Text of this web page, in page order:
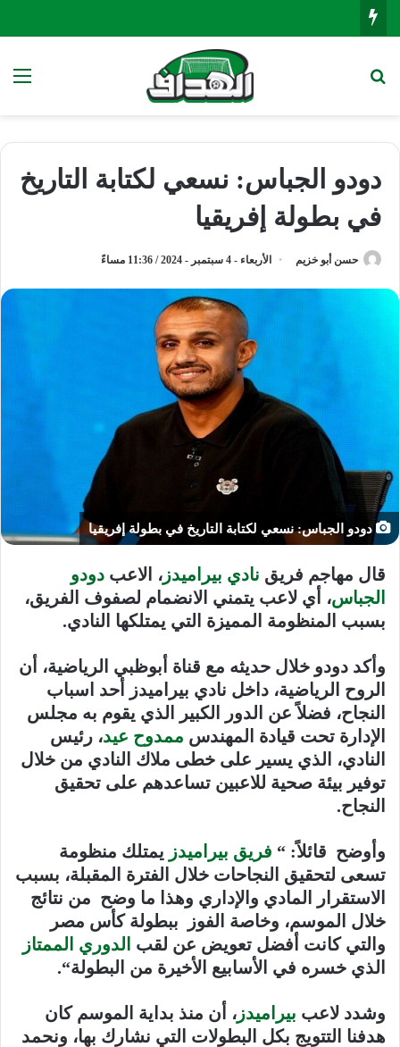
دودو الجباس: نسعي لكتابة التاريخ
في بطولة إفريقيا
حسن أبو خزيم الأربعاء - 4 سبتمبر - 2024 / 11:36 مساءً
دودو الجباس: نسعي لكتابة التاريخ في بطولة إفريقيا
قال مهاجم فريق نادي بيراميدز ، الاعب دودو
الجباس، أي لاعب يتمني الانضمام لصفوف الفريق،
بسبب المنظومة المميزة التي يمتلكها النادي.
وأكد دودو خلال حديثه مع قناة أبوظبي الرياضية، أن
الروح الرياضية، داخل نادي بيراميدز أحد اسباب
النجاح، فضلاً عن الدور الكبير الذي يقوم به مجلس
الإدارة تحت قيادة المهندس ممدوح عيد، رئيس
النادي، الذي يسير على خطى ملاك النادي من خلال
توفير بيئة صحية للاعبين تساعدهم على تحقيق
النجاح.
وأوضح قائلاً: “ فريق بيراميدز يمتلك منظومة
تسعى لتحقيق النجاحات خلال الفترة المقبلة، بسبب
الاستقرار المادي والإداري وهذا ما وضح من نتائج
خلال الموسم، وخاصة الفوز ببطولة كأس مصر
والتي كانت أفضل تعويض عن لقب الدوري الممتاز
الذي خسره في الأسابيع الأخيرة من البطولة“.
وشدد لاعب بيراميدز ، أن منذ بداية الموسم كان
هدفنا التتويج بكل البطولات التي نشارك بها، ونحمد